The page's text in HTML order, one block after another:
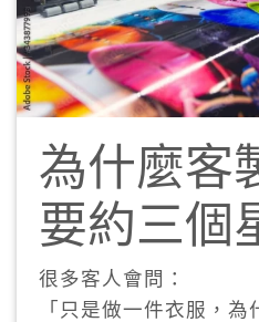
為什麼客
要約三個
很多客人會問：
「只是做一件衣服，為